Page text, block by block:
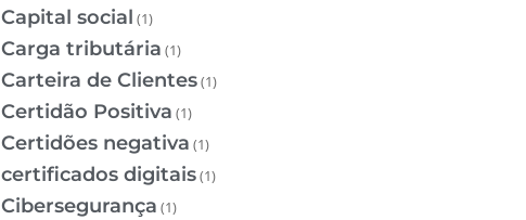
Capital social (1)
Carga tributária (1)
Carteira de Clientes(1)
Certidão Positiva (1)
Certidões negativa (1)
certificados digitais(1)
Cibersegurança (1)